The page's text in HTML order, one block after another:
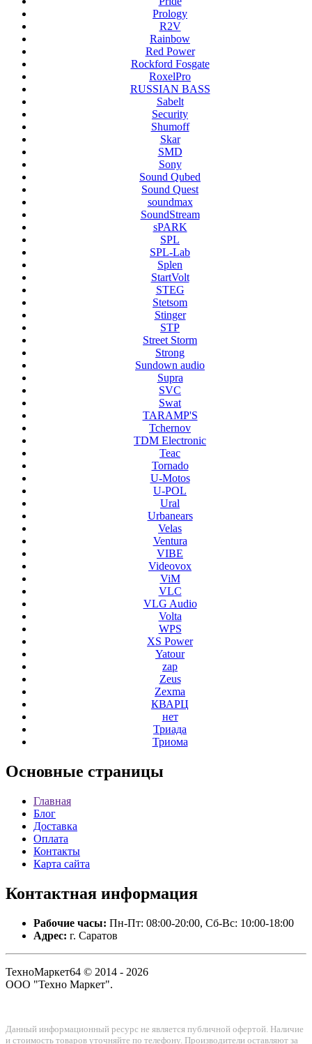
Prology
R2V
Rainbow
Red Power
Rockford Fosgate
RoxelPro
RUSSIAN BASS
Sabelt
Security
Shumoff
Skar
SMD
Sony
Sound Qubed
Sound Quest
soundmax
SoundStream
sPARK
SPL
SPL-Lab
Splen
StartVolt
STEG
Stetsom
Stinger
STP
Street Storm
Strong
Sundown audio
Supra
SVC
Swat
TARAMP'S
Tchernov
TDM Electronic
Teac
Tornado
U-Motos
U-POL
Ural
Urbanears
Velas
Ventura
VIBE
Videovox
ViM
VLC
VLG Audio
Volta
WPS
XS Power
Yatour
zap
Zeus
Zexma
КВАРЦ
нет
Триада
Триома
Основные страницы
Главная
Блог
Доставка
Оплата
Контакты
Карта сайта
Контактная информация
Рабочие часы: Пн-Пт: 08:00-20:00, Сб-Вс: 10:00-18:00
Адрес: г. Саратов
ТехноМаркет64 © 2014 - 2026
ООО "Техно Маркет".
Данный информационный ресурс не является публичной офертой. Наличие
и стоимость товаров уточняйте по телефону. Производители оставляют за